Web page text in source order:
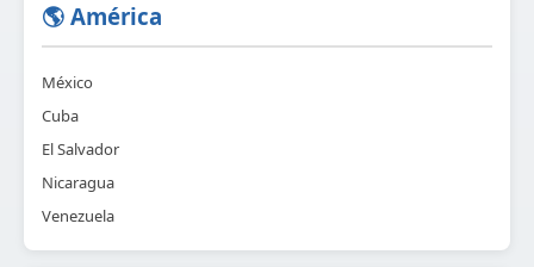
🌎 América
México
Cuba
El Salvador
Nicaragua
Venezuela